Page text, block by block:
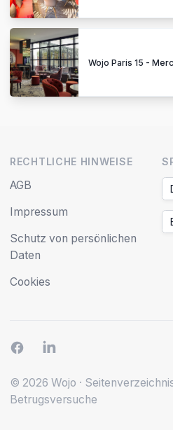
Wojo Paris 15 -
RECHTLICHE HINWEISE
AGB
Impressum
Schutz von persönlichen
Daten
Cookies
© 2026 Wojo ·
Betrugsversuche